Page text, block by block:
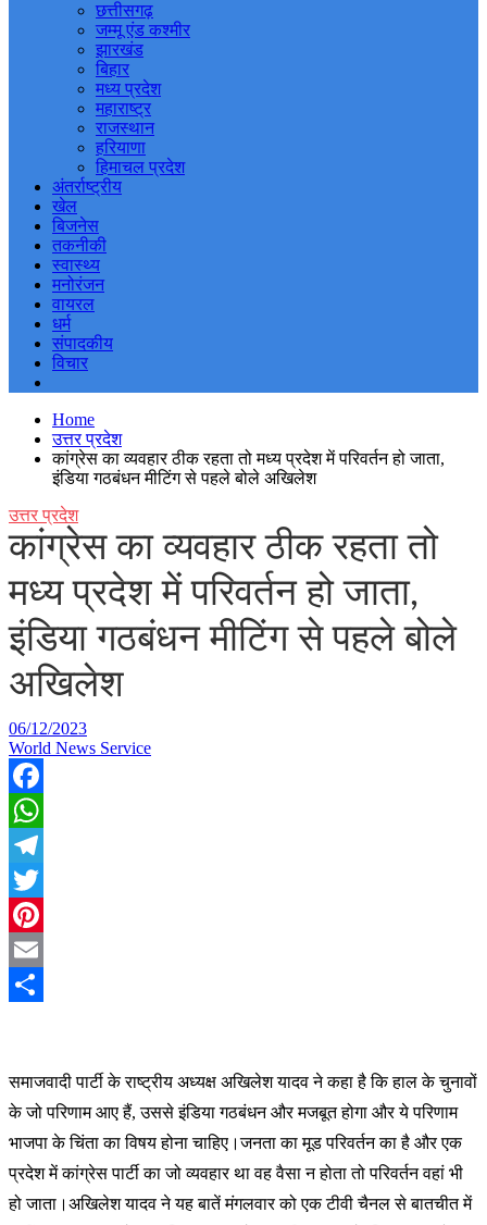
छत्तीसगढ़
जम्मू एंड कश्मीर
झारखंड
बिहार
मध्य प्रदेश
महाराष्ट्र
राजस्थान
हरियाणा
हिमाचल प्रदेश
अंतर्राष्ट्रीय
खेल
बिजनेस
तकनीकी
स्वास्थ्य
मनोरंजन
वायरल
धर्म
संपादकीय
विचार
Home
उत्तर प्रदेश
कांग्रेस का व्यवहार ठीक रहता तो मध्य प्रदेश में परिवर्तन हो जाता,
इंडिया गठबंधन मीटिंग से पहले बोले अखिलेश
उत्तर प्रदेश
कांग्रेस का व्यवहार ठीक रहता तो
मध्य प्रदेश में परिवर्तन हो जाता,
इंडिया गठबंधन मीटिंग से पहले बोले
अखिलेश
06/12/2023
World News Service
Facebook
WhatsApp
Telegram
Twitter
Pinterest
Email
समाजवादी पार्टी के राष्ट्रीय अध्यक्ष अखिलेश यादव ने कहा है कि हाल के चुनावों
के जो परिणाम आए हैं, उससे इंडिया गठबंधन और मजबूत होगा और ये परिणाम
भाजपा के चिंता का विषय होना चाहिए।जनता का मूड परिवर्तन का है और एक
प्रदेश में कांग्रेस पार्टी का जो व्यवहार था वह वैसा न होता तो परिवर्तन वहां भी
हो जाता।अखिलेश यादव ने यह बातें मंगलवार को एक टीवी चैनल से बातचीत में